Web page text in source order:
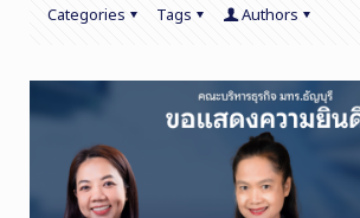
Categories Tags Authors